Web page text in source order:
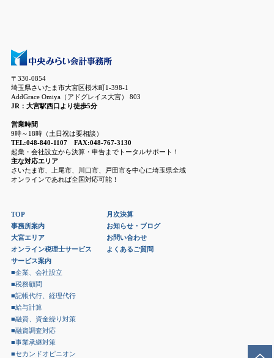
〒330-0854
埼玉県さいたま市大宮区桜木町1-398-1
AddGrace Omiya（アドグレイス大宮） 803
JR：大宮駅西口より徒歩5分
営業時間
9時～18時（土日祝は要相談）
TEL:048-840-1107 FAX:048-767-3130
起業・会社設立から決算・申告までトータルサポート！
主な対応エリア
さいたま市、上尾市、川口市、戸田市を中心に埼玉県全域
オンラインであれば全国対応可能！
TOP
事務所案内
大宮エリア
オンライン税理士サービス
サービス案内
■企業、会社設立
■税務顧問
■記帳代行、経理代行
■給与計算
■融資、資金繰り対策
■融資調査対応
■事業承継対策
■セカンドオピニオン
月次決算
お知らせ・ブログ
お問い合わせ
よくあるご質問